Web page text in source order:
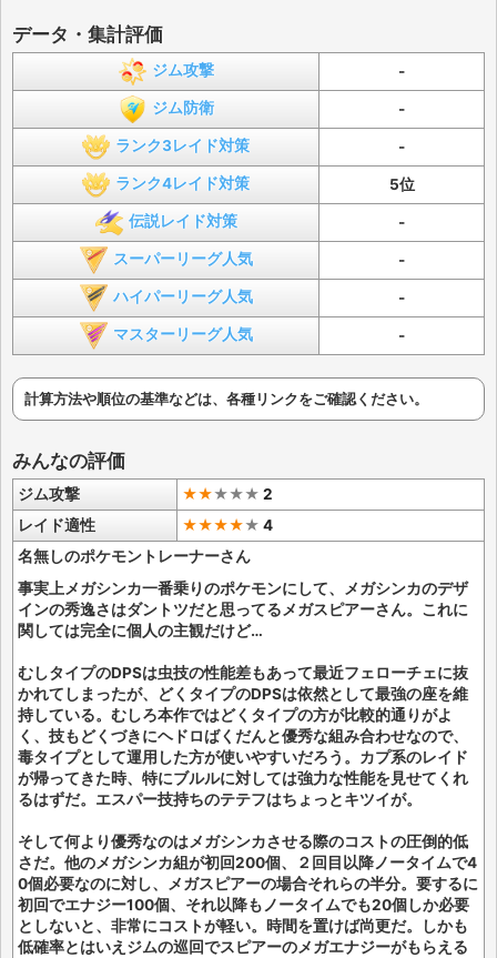
データ・集計評価
ジム攻撃 -
ジム防衛 -
ランク3レイド対策 -
ランク4レイド対策 5位
伝説レイド対策 -
スーパーリーグ人気 -
ハイパーリーグ人気 -
マスターリーグ人気 -
計算方法や順位の基準などは、各種リンクをご確認ください。
みんなの評価
ジム攻撃 ★★★★★ 2
レイド適性
★★★★★ 4
名無しのポケモントレーナーさん
事実上メガシンカ一番乗りのポケモンにして、メガシンカのデザ
インの秀逸さはダントツだと思ってるメガスピアーさん。これに
関しては完全に個人の主観だけど…
むしタイプのDPSは虫技の性能差もあって最近フェローチェに抜
かれてしまったが、どくタイプのDPSは依然として最強の座を維
持している。むしろ本作ではどくタイプの方が比較的通りがよ
く、技もどくづきにヘドロばくだんと優秀な組み合わせなので、
毒タイプとして運用した方が使いやすいだろう。カプ系のレイド
が帰ってきた時、特にブルルに対しては強力な性能を見せてくれ
るはずだ。エスパー技持ちのテテフはちょっとキツイが。
そして何より優秀なのはメガシンカさせる際のコストの圧倒的低
さだ。他のメガシンカ組が初回200個、２回目以降ノータイムで4
0個必要なのに対し、メガスピアーの場合それらの半分。要するに
初回でエナジー100個、それ以降もノータイムでも20個しか必要
としないと、非常にコストが軽い。時間を置けば尚更だ。しかも
低確率とはいえジムの巡回でスピアーのメガエナジーがもらえる